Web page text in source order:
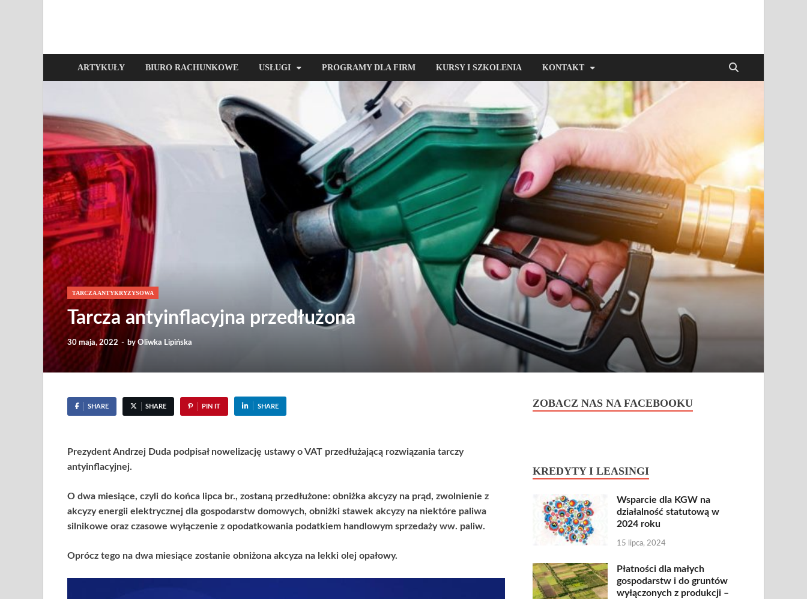
ARTYKUŁY BIURO RACHUNKOWE USŁUGI PROGRAMY DLA FIRM KURSY I SZKOLENIA KONTAKT
TARCZA ANTYKRYZYSOWA
Tarcza antyinflacyjna przedłużona
30 maja, 2022 - by Oliwka Lipińska
SHARE SHARE PIN IT SHARE
Prezydent Andrzej Duda podpisał nowelizację ustawy o VAT przedłużającą rozwiązania tarczy
antyinflacyjnej.
O dwa miesiące, czyli do końca lipca br., zostaną przedłużone: obniżka akcyzy na prąd, zwolnienie z
akcyzy energii elektrycznej dla gospodarstw domowych, obniżki stawek akcyzy na niektóre paliwa
silnikowe oraz czasowe wyłączenie z opodatkowania podatkiem handlowym sprzedaży ww. paliw.
Oprócz tego na dwa miesiące zostanie obniżona akcyza na lekki olej opałowy.
ZOBACZ NAS NA FACEBOOKU
KREDYTY I LEASINGI
Wsparcie dla KGW na
działalność statutową w
2024 roku
15 lipca, 2024
Płatności dla małych
gospodarstw i do gruntów
wyłączonych z produkcji –